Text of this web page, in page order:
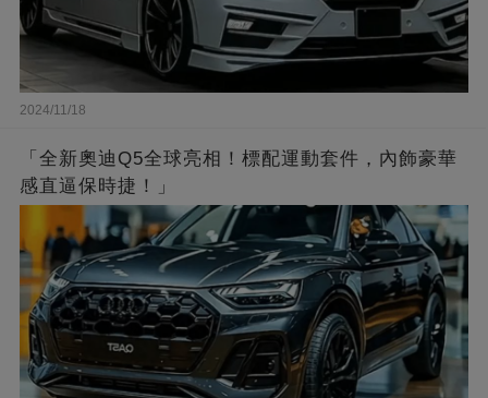
2024/11/18
「全新奧迪Q5全球亮相！標配運動套件，內飾豪華
感直逼保時捷！」